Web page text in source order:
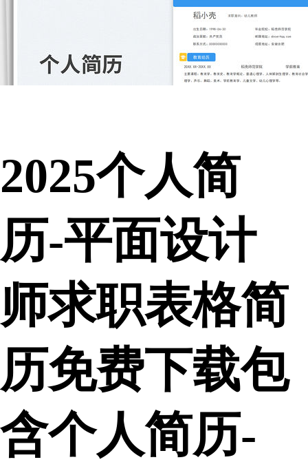
2025个人简
历-平面设计
师求职表格简
历免费下载包
含个人简历-